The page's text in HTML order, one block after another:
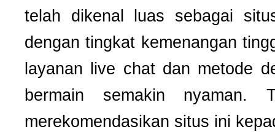
telah dikenal luas sebagai
dengan tingkat kemenangan
layanan live chat dan metode
bermain semakin
merekomendasikan situs ini